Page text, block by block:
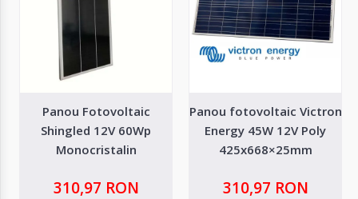
Panou Fotovoltaic
Shingled 12V 60Wp
Monocristalin
310,97 RON
Panou fotovoltaic Victron
Energy 45W 12V Poly
425x668×25mm
310,97 RON